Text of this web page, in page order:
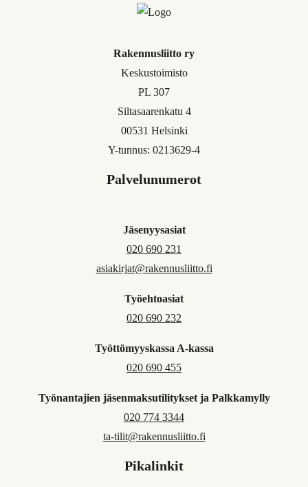
Rakennusliitto ry
Keskustoimisto
PL 307
Siltasaarenkatu 4
00531 Helsinki
Y-tunnus: 0213629-4
Palvelunumerot
Jäsenyysasiat
020 690 231
asiakirjat@rakennusliitto.fi
Työehtoasiat
020 690 232
Työttömyyskassa A-kassa
020 690 455
Työnantajien jäsenmaksutilitykset ja Palkkamylly
020 774 3344
ta-tilit@rakennusliitto.fi
Pikalinkit